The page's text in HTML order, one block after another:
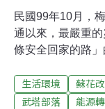
民國99年10月，
通以來，最嚴重
條安全回家的路
月，蘇花改動工
年多過去，蘇花改
生活環境 蘇花改
武塔部落
能源